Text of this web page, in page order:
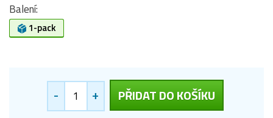
Balení:
1-pack
- + PŘIDAT DO KOŠÍKU